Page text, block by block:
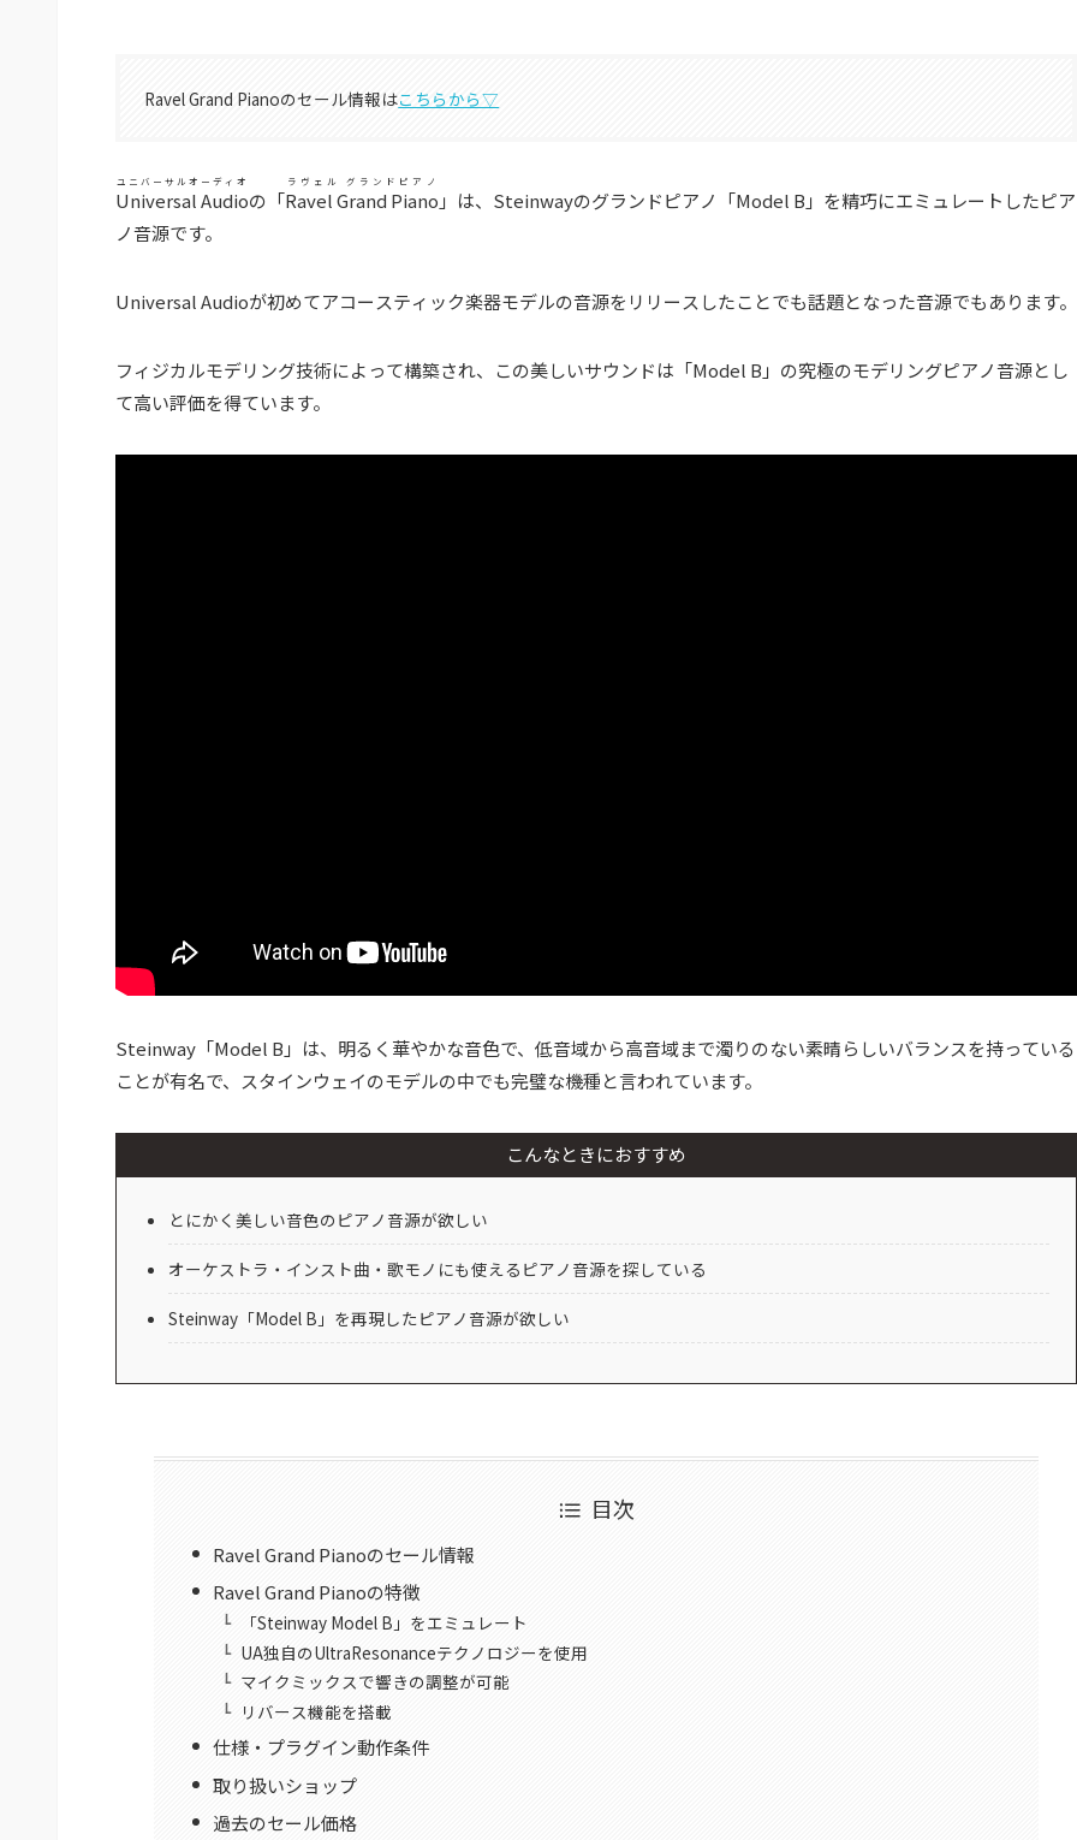
Ravel Grand Pianoのセール情報はこちらから▽
Universal Audio
ユニバーサルオーディオ
の「Ravel Grand Piano
ラヴェル グランドピアノ
」は、Steinwayのグランドピアノ「Model B」を精巧にエミュレートしたピア
ノ音源です。
Universal Audioが初めてアコースティック楽器モデルの音源をリリースしたことでも話題となった音源でもあります。
フィジカルモデリング技術によって構築され、この美しいサウンドは「Model B」の究極のモデリングピアノ音源とし
て高い評価を得ています。
Steinway「Model B」は、明るく華やかな音色で、低音域から高音域まで濁りのない素晴らしいバランスを持っている
ことが有名で、スタインウェイのモデルの中でも完璧な機種と言われています。
こんなときにおすすめ
とにかく美しい音色のピアノ音源が欲しい
オーケストラ・インスト曲・歌モノにも使えるピアノ音源を探している
Steinway「Model B」を再現したピアノ音源が欲しい
目次
Ravel Grand Pianoのセール情報
Ravel Grand Pianoの特徴
「Steinway Model B」をエミュレート
UA独自のUltraResonanceテクノロジーを使用
マイクミックスで響きの調整が可能
リバース機能を搭載
仕様・プラグイン動作条件
取り扱いショップ
過去のセール価格